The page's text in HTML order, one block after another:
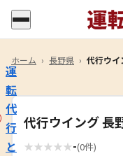
運
転
代
行
と
ホーム › 長野県 › 代行ウイ
代行ウイング 長
★★★★★-(0件)